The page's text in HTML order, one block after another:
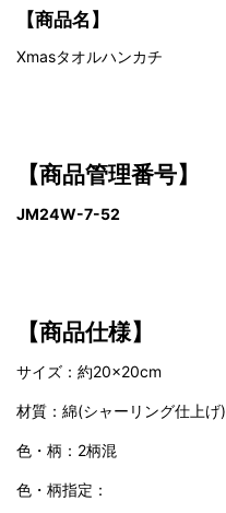
【商品名】
Xmasタオルハンカチ
【商品管理番号】
JM24W-7-52
【商品仕様】
サイズ：約20×20cm
材質：綿(シャーリング仕上げ)
色・柄：2柄混
色・柄指定：